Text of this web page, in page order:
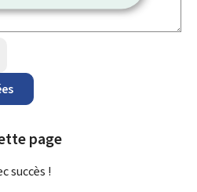
page
succès !